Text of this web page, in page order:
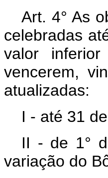
Art. 4° As
celebradas
valor
vencerem,
atualizadas:
I - até 31
II - de 1°
variação do